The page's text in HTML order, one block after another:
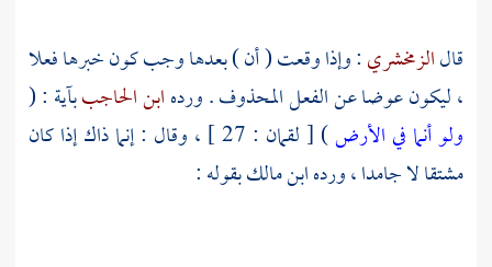
قالالزمخشري: وإذا وقعت ( أن ) بعدها وجب كون خبرها فعلا
، ليكون عوضا عن الفعل المحذوف . وردهابن الحاجببآية : (
ولو أنما في الأرض
) [ لقمان : 27 ] ، وقال : إنما ذاك إذا كان
مشتقا لا جامدا ، وردهابن مالكبقوله :